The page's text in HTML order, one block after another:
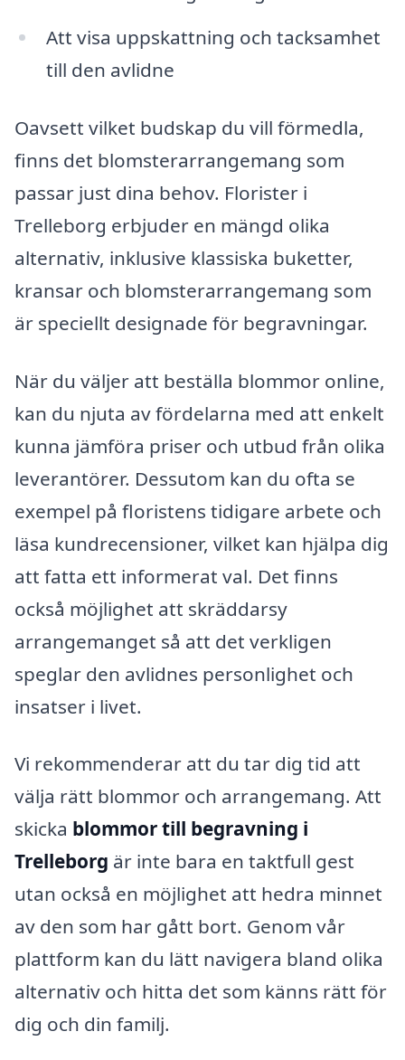
Att visa uppskattning och tacksamhet
till den avlidne
Oavsett vilket budskap du vill förmedla,
finns det blomsterarrangemang som
passar just dina behov. Florister i
Trelleborg erbjuder en mängd olika
alternativ, inklusive klassiska buketter,
kransar och blomsterarrangemang som
är speciellt designade för begravningar.
När du väljer att beställa blommor online,
kan du njuta av fördelarna med att enkelt
kunna jämföra priser och utbud från olika
leverantörer. Dessutom kan du ofta se
exempel på floristens tidigare arbete och
läsa kundrecensioner, vilket kan hjälpa dig
att fatta ett informerat val. Det finns
också möjlighet att skräddarsy
arrangemanget så att det verkligen
speglar den avlidnes personlighet och
insatser i livet.
Vi rekommenderar att du tar dig tid att
välja rätt blommor och arrangemang. Att
skicka blommor till begravning i
Trelleborg är inte bara en taktfull gest
utan också en möjlighet att hedra minnet
av den som har gått bort. Genom vår
plattform kan du lätt navigera bland olika
alternativ och hitta det som känns rätt för
dig och din familj.